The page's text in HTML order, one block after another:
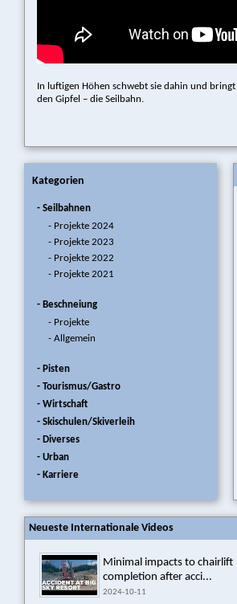
In luftigen Höhen schwebt sie dahin und
den Gipfel – die Seilbahn.
Kategorien
- Seilbahnen
- Projekte 2024
- Projekte 2023
- Projekte 2022
- Projekte 2021
- Beschneiung
- Projekte
- Allgemein
- Pisten
- Tourismus/Gastro
- Wirtschaft
- Skischulen/Skiverleih
- Diverses
- Urban
- Karriere
Neueste Internationale Videos
Minimal impacts to chairlift
completion after acci...
2024-10-11